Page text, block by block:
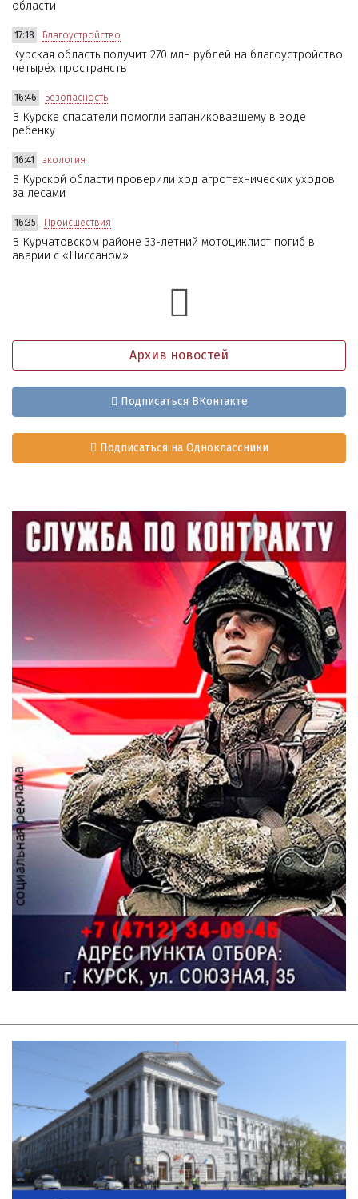
области
17:18 Благоустройство
Курская область получит 270 млн рублей на благоустройство
четырёх пространств
16:46 Безопасность
В Курске спасатели помогли запаниковавшему в воде
ребенку
16:41 экология
В Курской области проверили ход агротехнических уходов
за лесами
16:35 Происшествия
В Курчатовском районе 33-летний мотоциклист погиб в
аварии с «Ниссаном»
Архив новостей
Подписаться ВКонтакте
Подписаться на Одноклассники